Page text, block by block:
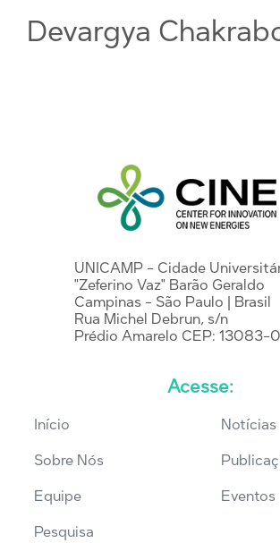
Devargya
UNICAMP - Cidade
"Zeferino Vaz" Barão Geraldo
Campinas - São Paulo | Brasil
Rua Michel Debrun, s/n
Prédio Amarelo CEP: 13083-
Acesse:
Início
Sobre Nós
Equipe
Pesquisa
Notícias
Eventos